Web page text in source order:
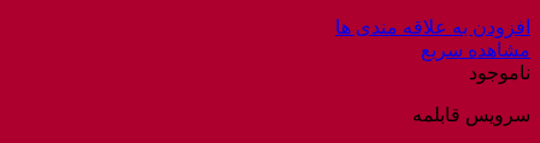
افزودن به علاقه مندی ها
مشاهده سریع
ناموجود
سرویس قابلمه